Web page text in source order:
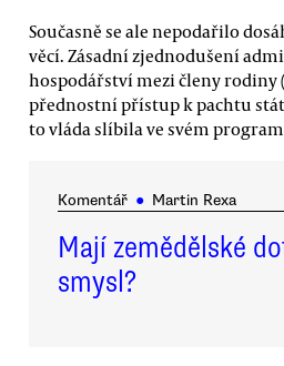
Současně se ale nepodařilo
věcí. Zásadní zjednodušení
hospodářství mezi členy rodiny
přednostní přístup k pachtu
to vláda slíbila ve svém
Komentář ● Martin Rexa
Mají zemědělské
smysl?